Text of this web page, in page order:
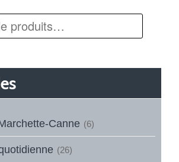
Canne (6)
(26)